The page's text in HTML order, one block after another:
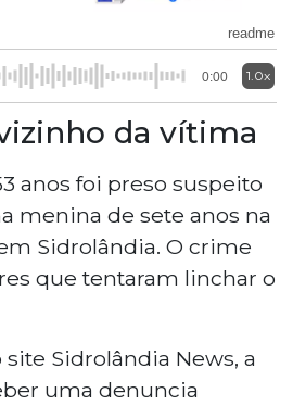
readme
0:00 1.0x
da vítima
anos foi preso suspeito
menina de sete anos na
Sidrolândia. O crime
que tentaram linchar o
Sidrolândia News, a
uma denuncia